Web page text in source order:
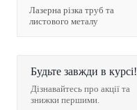
Лазерна різка труб та
листового металу
Будьте завжди в курсі!
Дізнавайтесь про акції та
знижки першими.